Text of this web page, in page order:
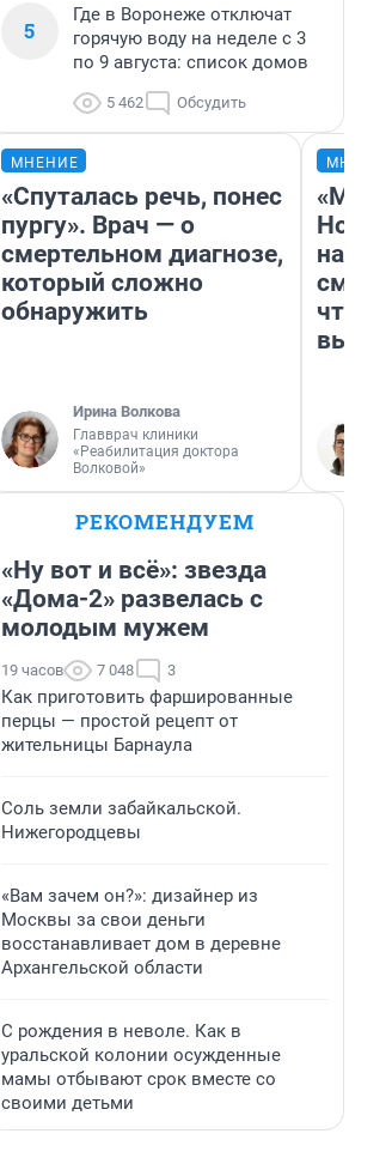
5
Где в Воронеже отключат
горячую воду на неделе с 3
по 9 августа: список домов
5 462 Обсудить
МНЕНИЕ
«Спуталась речь, понес
пургу». Врач — о
смертельном диагнозе,
который сложно
обнаружить
Ирина Волкова
Главврач клиники
«Реабилитация доктора
Волковой»
«Мы
РЕКОМЕНДУЕМ
«Ну вот и всё»: звезда
«Дома-2» развелась с
молодым мужем
19 часов 7 048 3
Как приготовить фаршированные
перцы — простой рецепт от
жительницы Барнаула
Соль земли забайкальской.
Нижегородцевы
«Вам зачем он?»: дизайнер из
Москвы за свои деньги
восстанавливает дом в деревне
Архангельской области
С рождения в неволе. Как в
уральской колонии осужденные
мамы отбывают срок вместе со
своими детьми